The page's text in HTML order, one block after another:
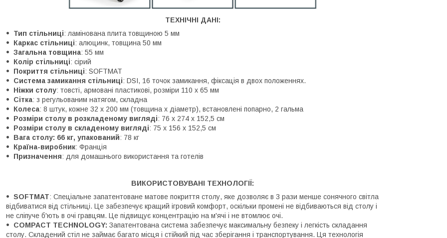
ТЕХНІЧНІ ДАНІ:
Тип стільниці: ламінована плита товщиною 5 мм
Каркас стільниці: алюцинк, товщина 50 мм
Загальна товщина: 55 мм
Колір стільниці: сірий
Покриття стільниці: SOFTMAT
Система замикання стільниці: DSI, 16 точок замикання, фіксація в двох положеннях.
Ніжки столу: товсті, армовані пластикові, розміри 110 x 65 мм
Сітка: з регульованим натягом, складна
Колеса: 8 штук, кожне 32 х 200 мм (товщина х діаметр), встановлені попарно, 2 гальма
Розміри столу в розкладеному вигляді: 76 х 274 х 152,5 см
Розміри столу в складеному вигляді: 75 x 156 x 152,5 см
Вага столу: 66 кг, упакований: 78 кг
Країна-виробник: Франція
Призначення: для домашнього використання та готелів
ВИКОРИСТОВУВАНІ ТЕХНОЛОГІЇ:
SOFTMAT: Спеціальне запатентоване матове покриття столу, яке дозволяє в 3 рази менше сонячного світла
відбиватися від стільниці. Це забезпечує кращий ігровий комфорт, оскільки промені не відбиваються від столу і
не сліпуче б'ють в очі гравцям. Це підвищує концентрацію на м'ячі і не втомлює очі.
COMPACT TECHNOLOGY: Запатентована система забезпечує максимальну безпеку і легкість складання
столу. Складений стіл не займає багато місця і стійкий під час зберігання і транспортування. Ця технологія